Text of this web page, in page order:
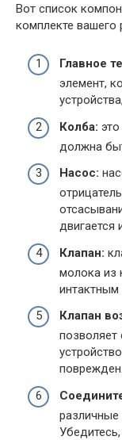
Вот список
комплекте вашего
Главное
элемент,
Колба:
должна
Насос:
двигается
Клапан:
молока из
интактным
Клапан
позволяет
поврежден.